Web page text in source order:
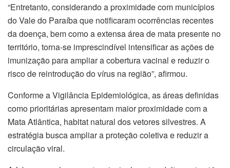
“Entretanto, considerando a proximidade com municípios
do Vale do Paraíba que notificaram ocorrências recentes
da doença, bem como a extensa área de mata presente no
território, torna-se imprescindível intensificar as ações de
imunização para ampliar a cobertura vacinal e reduzir o
risco de reintrodução do vírus na região”, afirmou.
Conforme a Vigilância Epidemiológica, as áreas definidas
como prioritárias apresentam maior proximidade com a
Mata Atlântica, habitat natural dos vetores silvestres. A
estratégia busca ampliar a proteção coletiva e reduzir a
circulação viral.